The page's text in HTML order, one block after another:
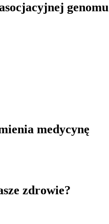
genomu
medycynę
zdrowie?